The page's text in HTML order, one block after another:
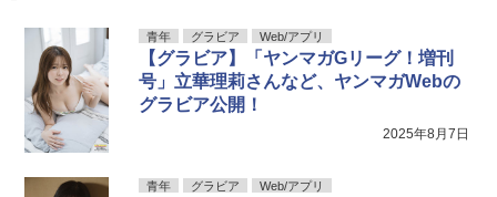
青年 グラビア Web/アプリ
【グラビア】「ヤンマガGリーグ！増刊
号」立華理莉さんなど、ヤンマガWebの
グラビア公開！
2025年8月7日
青年 グラビア Web/アプリ